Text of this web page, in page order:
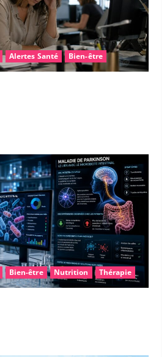
Alertes Santé Bien-être
Bien-être Nutrition Thérapie